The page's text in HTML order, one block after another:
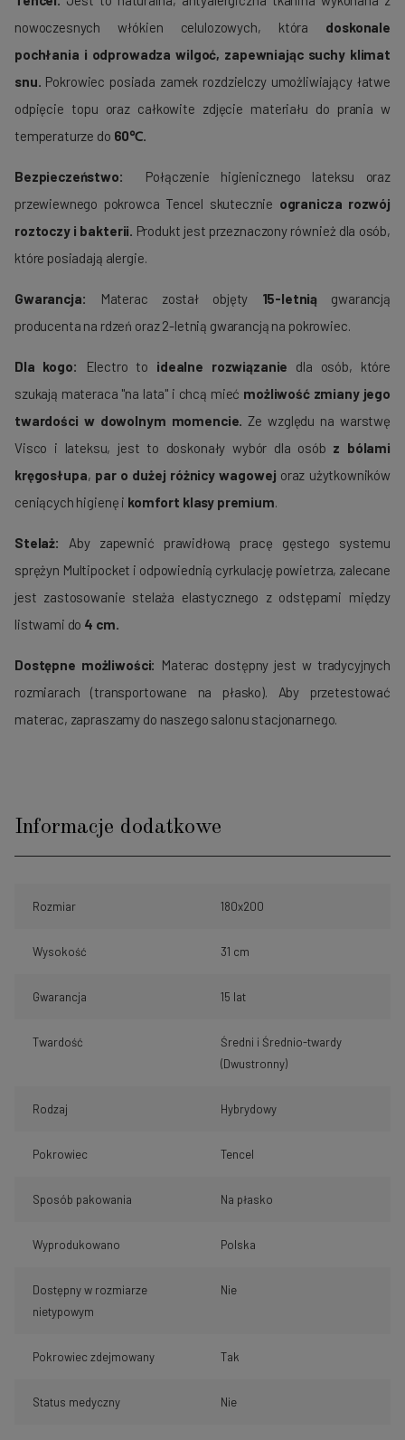
nowoczesnych włókien celulozowych, która doskonale
pochłania i odprowadza wilgoć, zapewniając suchy klimat
snu. Pokrowiec posiada zamek rozdzielczy umożliwiający łatwe
odpięcie topu oraz całkowite zdjęcie materiału do prania w
temperaturze do 60℃.
Bezpieczeństwo: Połączenie higienicznego lateksu oraz
przewiewnego pokrowca Tencel skutecznie ogranicza rozwój
roztoczy i bakterii. Produkt jest przeznaczony również dla osób,
które posiadają alergie.
Gwarancja: Materac został objęty 15-letnią gwarancją
producenta na rdzeń oraz 2-letnią gwarancją na pokrowiec.
Dla kogo: Electro to idealne rozwiązanie dla osób, które
szukają materaca "na lata" i chcą mieć możliwość zmiany jego
twardości w dowolnym momencie. Ze względu na warstwę
Visco i lateksu, jest to doskonały wybór dla osób z bólami
kręgosłupa, par o dużej różnicy wagowej oraz użytkowników
ceniących higienę i komfort klasy premium.
Stelaż: Aby zapewnić prawidłową pracę gęstego systemu
sprężyn Multipocket i odpowiednią cyrkulację powietrza, zalecane
jest zastosowanie stelaża elastycznego z odstępami między
listwami do 4 cm.
Dostępne możliwości: Materac dostępny jest w tradycyjnych
rozmiarach (transportowane na płasko). Aby przetestować
materac, zapraszamy do naszego salonu stacjonarnego.
Informacje dodatkowe
Rozmiar 180x200
Wysokość 31 cm
Gwarancja 15 lat
Twardość
Średni i Średnio-twardy
(Dwustronny)
Rodzaj Hybrydowy
Pokrowiec Tencel
Sposób pakowania Na płasko
Wyprodukowano Polska
Dostępny w rozmiarze
nietypowym
Nie
Pokrowiec zdejmowany Tak
Status medyczny Nie